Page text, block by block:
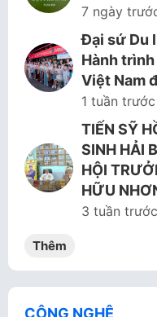
7 ngày
Đại sứ Du
Hành
Việt Nam
1 tuần trước
TIẾN SỸ
SINH HẢI
HỘI
HỮU
3 tuần trước
Thêm
CÔNG NGHỆ